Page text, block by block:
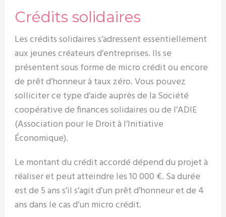
Crédits solidaires
Les crédits solidaires s’adressent essentiellement
aux jeunes créateurs d’entreprises. Ils se
présentent sous forme de micro crédit ou encore
de prêt d’honneur à taux zéro. Vous pouvez
solliciter ce type d’aide auprès de la Société
coopérative de finances solidaires ou de l’ADIE
(Association pour le Droit à l’Initiative
Économique).
Le montant du crédit accordé dépend du projet à
réaliser et peut atteindre les 10 000 €. Sa durée
est de 5 ans s’il s’agit d’un prêt d’honneur et de 4
ans dans le cas d’un micro crédit.